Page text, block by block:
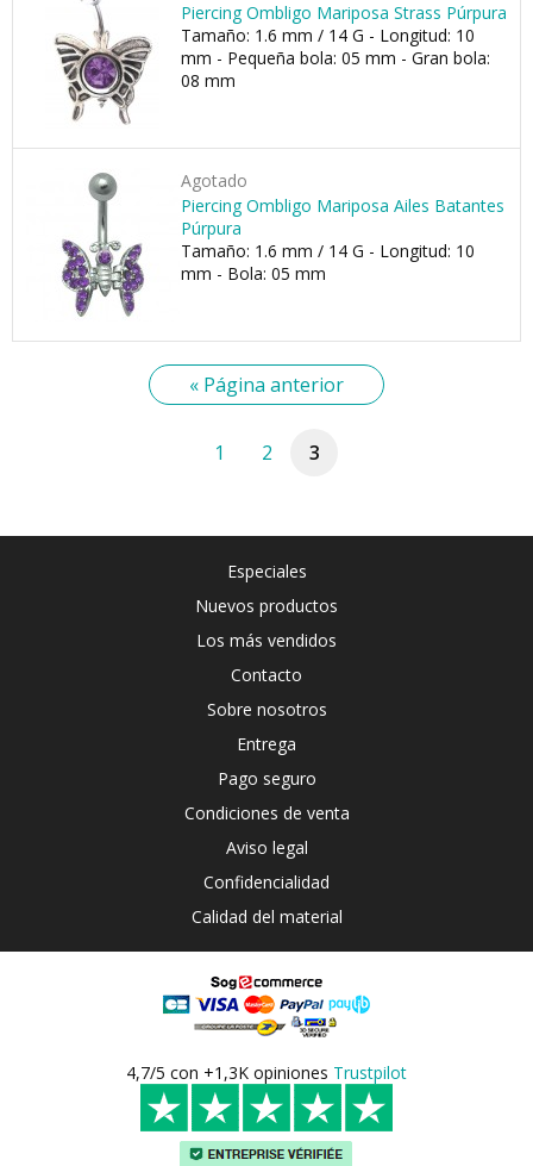
Piercing Ombligo Mariposa Strass Púrpura
Tamaño: 1.6 mm / 14 G - Longitud: 10
mm - Pequeña bola: 05 mm - Gran bola:
08 mm
Agotado
Piercing Ombligo Mariposa Ailes Batantes
Púrpura
Tamaño: 1.6 mm / 14 G - Longitud: 10
mm - Bola: 05 mm
« Página anterior
1 2 3
Especiales
Nuevos productos
Los más vendidos
Contacto
Sobre nosotros
Entrega
Pago seguro
Condiciones de venta
Aviso legal
Confidencialidad
Calidad del material
4,7/5 con +1,3K opiniones Trustpilot